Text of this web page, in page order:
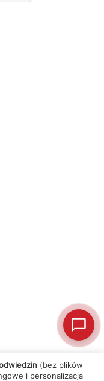
(bez plików
i personalizacja